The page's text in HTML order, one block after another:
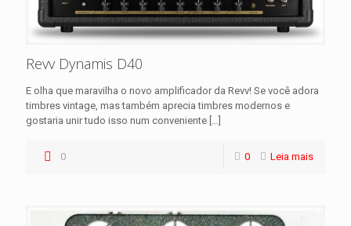
Revv Dynamis D40
E olha que maravilha o novo amplificador da Revv! Se você adora
timbres vintage, mas também aprecia timbres modernos e
gostaria unir tudo isso num conveniente […]
0 0 Leia mais